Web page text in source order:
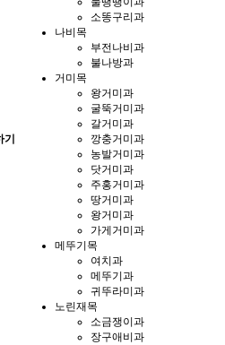
소똥구리과
나비목
부전나비과
불나방과
거미목
왕거미과
굴뚝거미과
갈거미과
깡충거미과
농발거미과
닷거미과
주홍거미과
땅거미과
왕거미과
가게거미과
메뚜기목
여치과
메뚜기과
귀뚜라미과
노린재목
소금쟁이과
장구애비과